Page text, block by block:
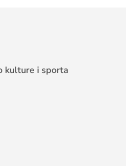
kulture i sporta